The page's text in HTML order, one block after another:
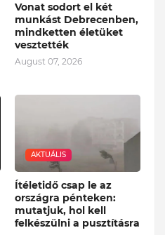
Vonat sodort el két
munkást Debrecenben,
mindketten életüket
vesztették
August 07, 2026
AKTUÁLIS
Ítéletidő csap le az
országra pénteken:
mutatjuk, hol kell
felkészülni a pusztításra